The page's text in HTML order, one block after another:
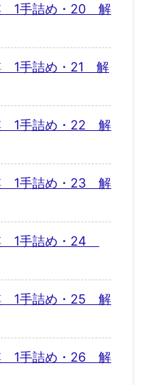
1手詰め・20 解
1手詰め・21 解
1手詰め・22 解
1手詰め・23 解
1手詰め・24
1手詰め・25 解
1手詰め・26 解